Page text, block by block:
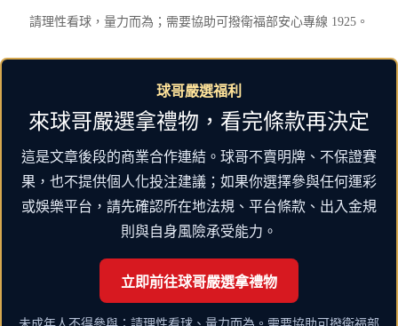
請理性看球，量力而為；需要協助可撥衛福部安心專線 1925。
球哥嚴選福利
來球哥嚴選拿禮物，看完條款再決定
這是文章後段的商業合作連結。球哥不賣明牌、不保證賽
果，也不提供個人化投注建議；如果你選擇參與任何運彩
或娛樂平台，請先確認所在地法規、平台條款、出入金規
則與自身風險承受能力。
立即前往球哥嚴選拿禮物